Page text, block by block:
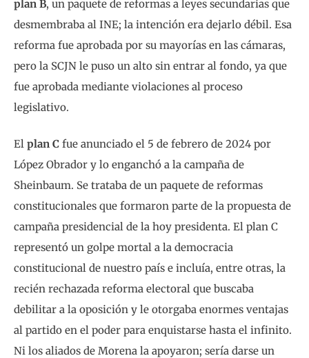
plan B, un paquete de reformas a leyes secundarias que
desmembraba al INE; la intención era dejarlo débil. Esa
reforma fue aprobada por su mayorías en las cámaras,
pero la SCJN le puso un alto sin entrar al fondo, ya que
fue aprobada mediante violaciones al proceso
legislativo.
El plan C fue anunciado el 5 de febrero de 2024 por
López Obrador y lo enganchó a la campaña de
Sheinbaum. Se trataba de un paquete de reformas
constitucionales que formaron parte de la propuesta de
campaña presidencial de la hoy presidenta. El plan C
representó un golpe mortal a la democracia
constitucional de nuestro país e incluía, entre otras, la
recién rechazada reforma electoral que buscaba
debilitar a la oposición y le otorgaba enormes ventajas
al partido en el poder para enquistarse hasta el infinito.
Ni los aliados de Morena la apoyaron; sería darse un